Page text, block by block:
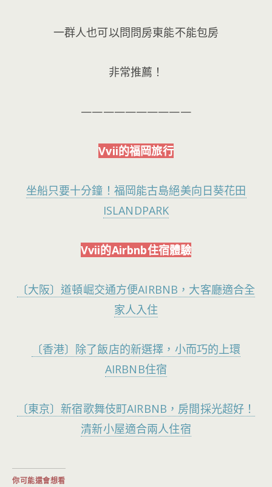
一群人也可以問問房東能不能包房
非常推薦！
——————————
Vvii的福岡旅行
坐船只要十分鐘！福岡能古島絕美向日葵花田
ISLANDPARK
Vvii的Airbnb住宿體驗
〔大阪〕道頓崛交通方便AIRBNB，大客廳適合全
家人入住
〔香港〕除了飯店的新選擇，小而巧的上環
AIRBNB住宿
〔東京〕新宿歌舞伎町AIRBNB，房間採光超好！
清新小屋適合兩人住宿
你可能還會想看